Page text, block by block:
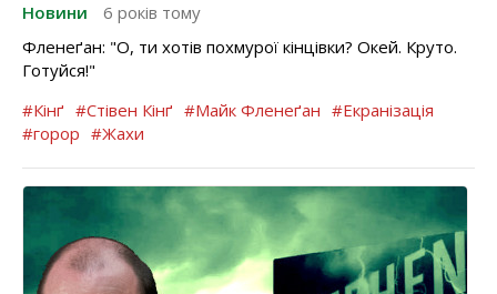
Новини
6 років тому
Фленеґан: "О, ти хотів похмурої кінцівки? Окей. Круто.
Готуйся!"
#Кінґ #Стівен Кінґ #Майк Фленеґан #Екранізація
#горор #Жахи